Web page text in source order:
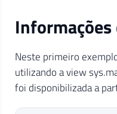
Informações
Neste primeiro
utilizando a view
foi disponibilizada a